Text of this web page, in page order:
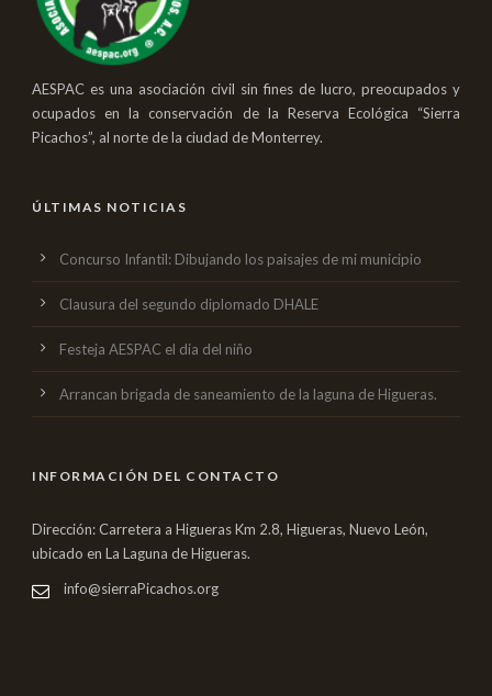
AESPAC es una asociación civil sin fines de lucro, preocupados y
ocupados en la conservación de la Reserva Ecológica “Sierra
Picachos”, al norte de la ciudad de Monterrey.
ÚLTIMAS NOTICIAS
Concurso Infantil: Dibujando los paisajes de mi municipio
Clausura del segundo diplomado DHALE
Festeja AESPAC el dia del niño
Arrancan brigada de saneamiento de la laguna de Higueras.
INFORMACIÓN DEL CONTACTO
Dirección: Carretera a Higueras Km 2.8, Higueras, Nuevo León,
ubicado en La Laguna de Higueras.
info@sierraPicachos.org